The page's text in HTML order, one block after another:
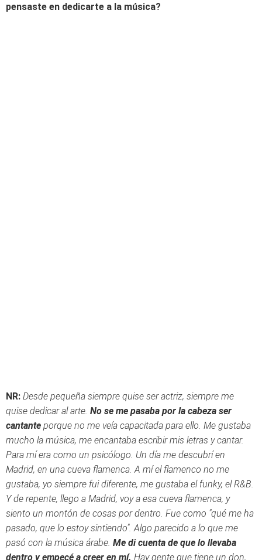
pensaste en dedicarte a la música?
NR: Desde pequeña siempre quise ser actriz, siempre me
quise dedicar al arte. No se me pasaba por la cabeza ser
cantante porque no me veía capacitada para ello. Me gustaba
mucho la música, me encantaba escribir mis letras y cantar.
Para mí era como un psicólogo. Un día me descubrí en
Madrid, en una cueva flamenca. A mí el flamenco no me
gustaba, yo siempre fui diferente, me gustaba el funky, el R&B.
Y de repente, llego a Madrid, voy a esa cueva flamenca, y
siento un montón de cosas por dentro. Fue como "qué me ha
pasado, que lo estoy sintiendo". Algo parecido a lo que me
pasó con la música árabe. Me di cuenta de que lo llevaba
dentro y empecé a creer en mí. Hay gente que tiene un don,